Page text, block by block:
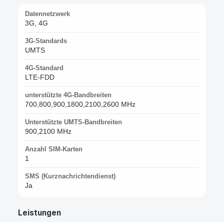
Datennetzwerk
3G, 4G
3G-Standards
UMTS
4G-Standard
LTE-FDD
unterstützte 4G-Bandbreiten
700,800,900,1800,2100,2600 MHz
Unterstützte UMTS-Bandbreiten
900,2100 MHz
Anzahl SIM-Karten
1
SMS (Kurznachrichtendienst)
Ja
Leistungen